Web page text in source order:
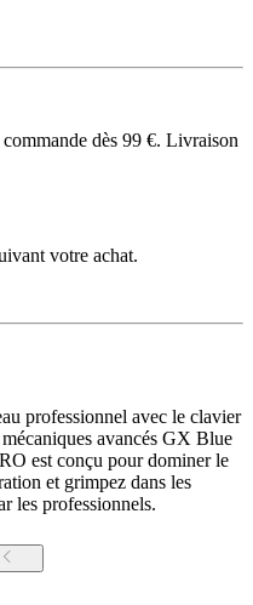
dès 99 €. Livraison
votre achat.
professionnel avec le clavier
avancés GX Blue
est conçu pour dominer le
et grimpez dans les
les professionnels.